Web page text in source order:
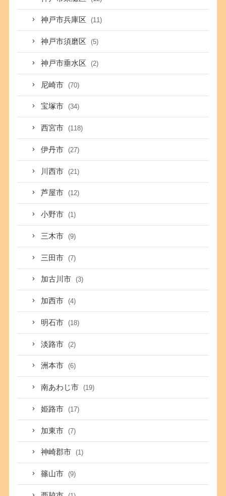
神戸市兵庫区 (11)
神戸市須磨区 (5)
神戸市垂水区 (2)
尼崎市 (70)
宝塚市 (34)
西宮市 (118)
伊丹市 (27)
川西市 (21)
芦屋市 (12)
小野市 (1)
三木市 (9)
三田市 (7)
加古川市 (3)
加西市 (4)
明石市 (18)
淡路市 (2)
洲本市 (6)
南あわじ市 (19)
姫路市 (17)
加東市 (7)
神崎郡市 (1)
篠山市 (9)